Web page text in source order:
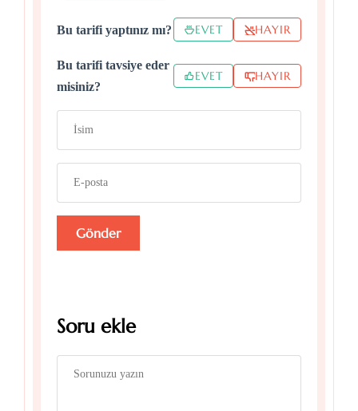
Bu tarifi yaptınız mı? EVET HAYIR
Bu tarifi tavsiye eder
misiniz?
EVET HAYIR
Soru ekle